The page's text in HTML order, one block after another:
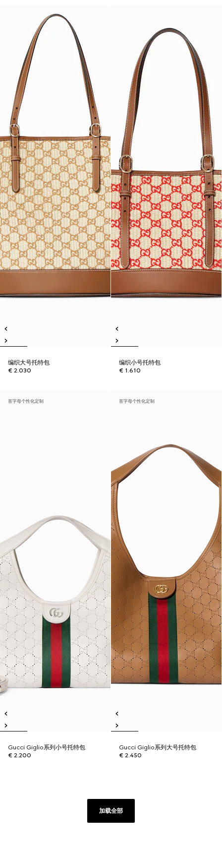
编织大号托特包
€ 2.030
编织小号托特包
€ 1.610
首字母个性化定制
Gucci Giglio系列小号托特包
€ 2.200
首字母个性化定制
Gucci Giglio系列大号托特包
€ 2.450
加载全部